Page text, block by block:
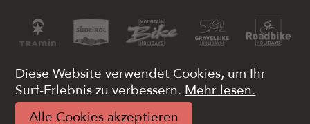
Mwst. 03340380215
Diese Website verwendet Cookies, um Ihr
Surf-Erlebnis zu verbessern. Mehr lesen.
Alle Cookies akzeptieren